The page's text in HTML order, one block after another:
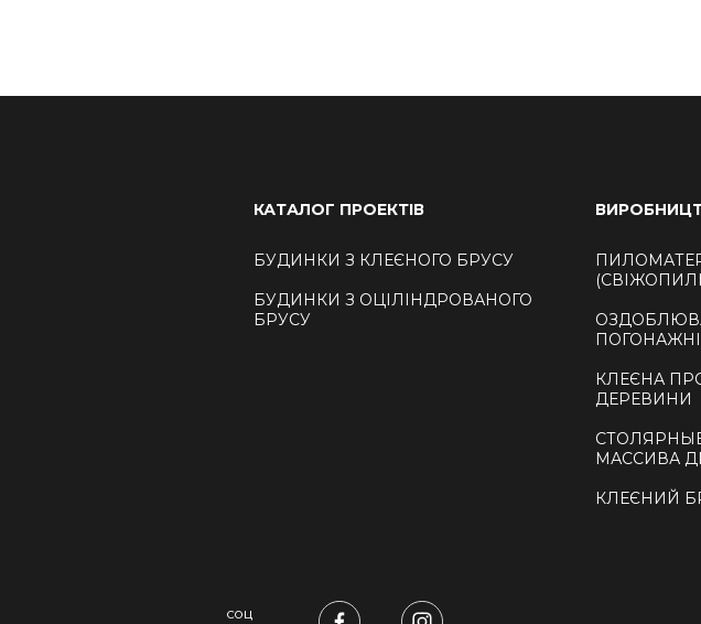
КАТАЛОГ ПРОЕКТІВ
БУДИНКИ З КЛЕЄНОГО БРУСУ
БУДИНКИ З ОЦІЛІНДРОВАНОГО
БРУСУ
КЛЕЄНА
ДЕРЕВИНИ
МАССИВА
КЛЕЄНИЙ
СОЦ